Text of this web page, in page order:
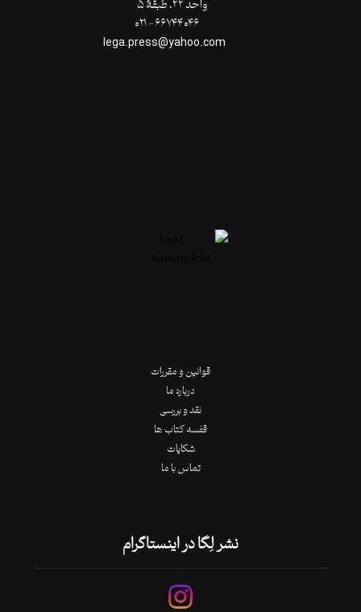
واحد ۲۲، طبقۀ ۵
قوانین و مقررات
درباره ما
نقد و بررسی
قفسه کتاب ها
شکایات
تماس با ما
نشر لِگا در اینستاگرام